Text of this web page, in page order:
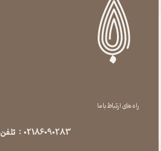
راه های ارتباط با ما